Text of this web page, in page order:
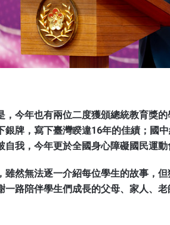
，今年也有兩位二度獲頒總統教育獎
銀牌，寫下臺灣睽違16年的佳績；國
自我，今年更於全國身心障礙國民運
雖然無法逐一介紹每位學生的故事，
一路陪伴學生們成長的父母、家人、